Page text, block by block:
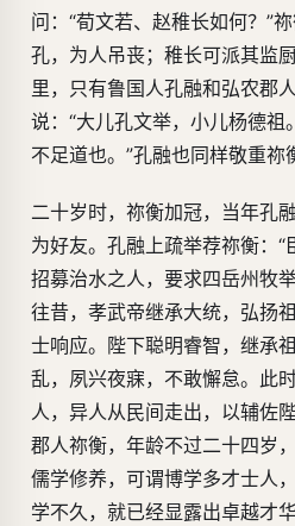
问：“荀文若、赵稚长如何？”
孔，为人吊丧；稚长可派其监
里，只有鲁国人孔融和弘农郡
说：“大儿孔文举，小儿杨德祖
不足道也。”孔融也同样敬重祢
二十岁时，祢衡加冠，当年孔
为好友。孔融上疏举荐祢衡：
招募治水之人，要求四岳州牧
往昔，孝武帝继承大统，弘扬
士响应。陛下聪明睿智，继承
乱，夙兴夜寐，不敢懈怠。此
人，异人从民间走出，以辅佐
郡人祢衡，年龄不过二十四岁
儒学修养，可谓博学多才士人
学不久，就已经显露出卓越才